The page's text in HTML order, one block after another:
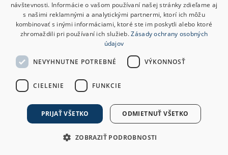
návštevnosti. Informácie o vašom používaní našej stránky zdieľame aj
s našimi reklamnými a analytickými partnermi, ktorí ich môžu
kombinovať s inými informáciami, ktoré ste im poskytli alebo ktoré
zhromaždili pri používaní ich služieb.Zásady ochrany osobných
údajov
NEVYHNUTNE POTREBNÉ VÝKONNOSŤ
CIELENIE FUNKCIE
PRIJAŤ VŠETKO ODMIETNUŤ VŠETKO
ZOBRAZIŤ PODROBNOSTI